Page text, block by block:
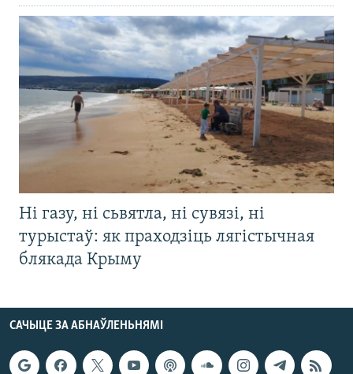
Ні газу, ні сьвятла, ні сувязі, ні
турыстаў: як праходзіць лягістычная
блякада Крыму
САЧЫЦЕ ЗА АБНАЎЛЕНЬНЯМІ